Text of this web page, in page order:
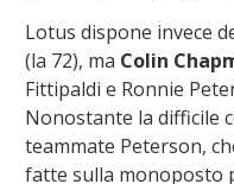
Lotus dispone invece
(la 72), ma Colin
Fittipaldi e Ronnie
Nonostante la difficile
teammate Peterson,
fatte sulla monoposto